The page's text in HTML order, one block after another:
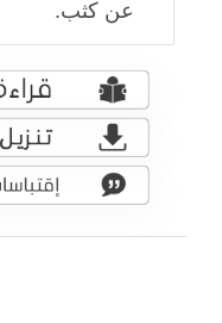
عن كثب.